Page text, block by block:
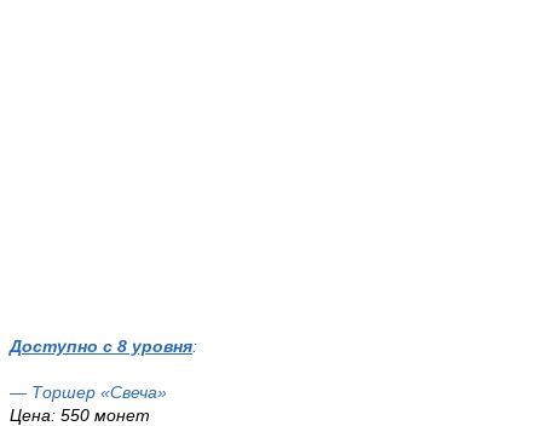
Доступно с 8 уровня:
— Торшер «Свеча»
Цена: 550 монет